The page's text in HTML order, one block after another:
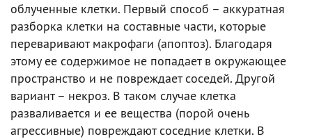
облученные клетки. Первый способ – аккуратная
разборка клетки на составные части, которые
переваривают макрофаги (апоптоз). Благодаря
этому ее содержимое не попадает в окружающее
пространство и не повреждает соседей. Другой
вариант – некроз. В таком случае клетка
разваливается и ее вещества (порой очень
агрессивные) повреждают соседние клетки. В